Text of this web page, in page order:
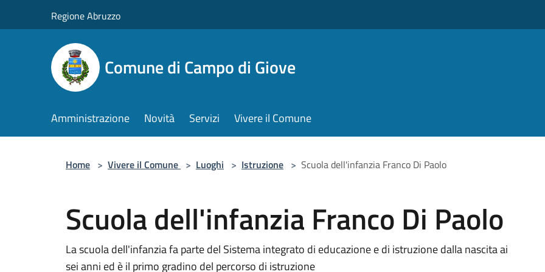
Regione Abruzzo
Comune di Campo di Giove
Amministrazione Novità Servizi Vivere il Comune
Home > Vivere il Comune > Luoghi > Istruzione > Scuola dell'infanzia Franco Di Paolo
Scuola dell'infanzia Franco Di Paolo
La scuola dell'infanzia fa parte del Sistema integrato di educazione e di istruzione dalla nascita ai
sei anni ed è il primo gradino del percorso di istruzione